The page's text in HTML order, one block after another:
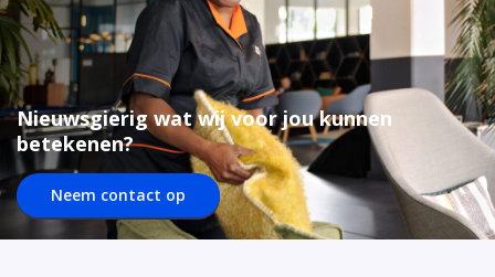
Nieuwsgierig wat wij voor jou kunnen
betekenen?
Neem contact op